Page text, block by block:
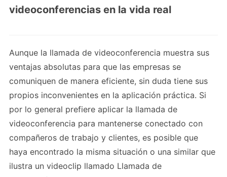
videoconferencias en la vida real
Aunque la llamada de videoconferencia muestra sus
ventajas absolutas para que las empresas se
comuniquen de manera eficiente, sin duda tiene sus
propios inconvenientes en la aplicación práctica. Si
por lo general prefiere aplicar la llamada de
videoconferencia para mantenerse conectado con
compañeros de trabajo y clientes, es posible que
haya encontrado la misma situación o una similar que
ilustra un videoclip llamado Llamada de